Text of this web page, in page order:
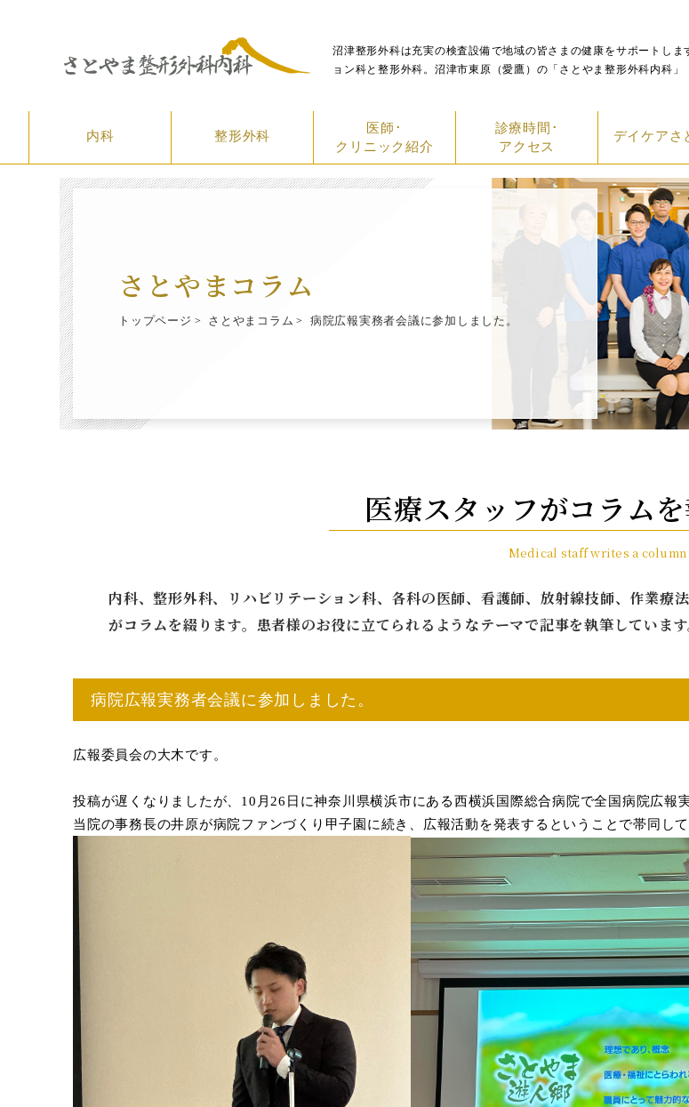
沼津整形外科は充実の検査設備で地域の皆さまの健康をサポートしま
ョン科と整形外科。沼津市東原（愛鷹）の「さとやま整形外科内科」
内科 整形外科
医師･
クリニック紹介
診療時間･
アクセス
デイケアさ
さとやまコラム
トップページ さとやまコラム 病院広報実務者会議に参加しました。
医療スタッフがコラム
Medical staff writes a column
内科、整形外科、リハビリテーション科、各科の医師、看護師、放射線技師、作業療
がコラムを綴ります。患者様のお役に立てられるようなテーマで記事を執筆しています
病院広報実務者会議に参加しました。
広報委員会の大木です。
投稿が遅くなりましたが、10月26日に神奈川県横浜市にある西横浜国際総合病院で全国病院広報
当院の事務長の井原が病院ファンづくり甲子園に続き、広報活動を発表するということで帯同して